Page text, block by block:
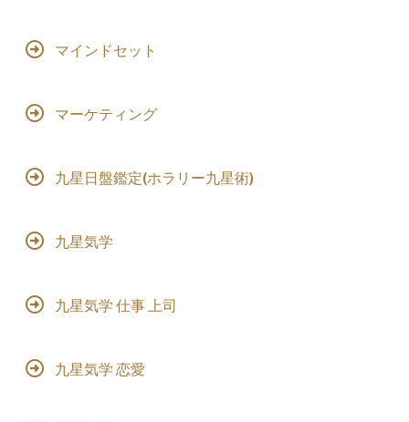
マインドセット
マーケティング
九星日盤鑑定(ホラリー九星術)
九星気学
九星気学 仕事 上司
九星気学 恋愛